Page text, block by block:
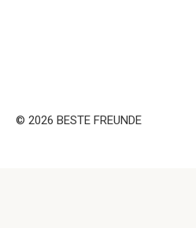
© 2026 BESTE FREUNDE